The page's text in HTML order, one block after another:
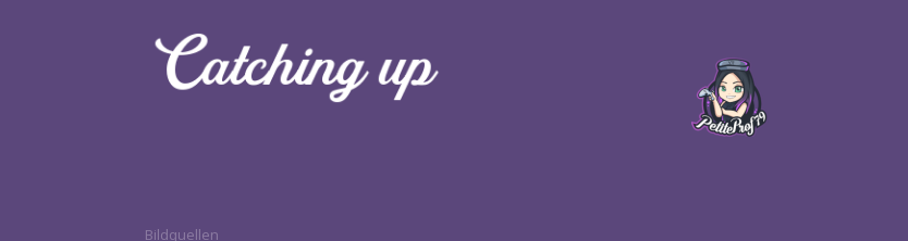
Bildquellen